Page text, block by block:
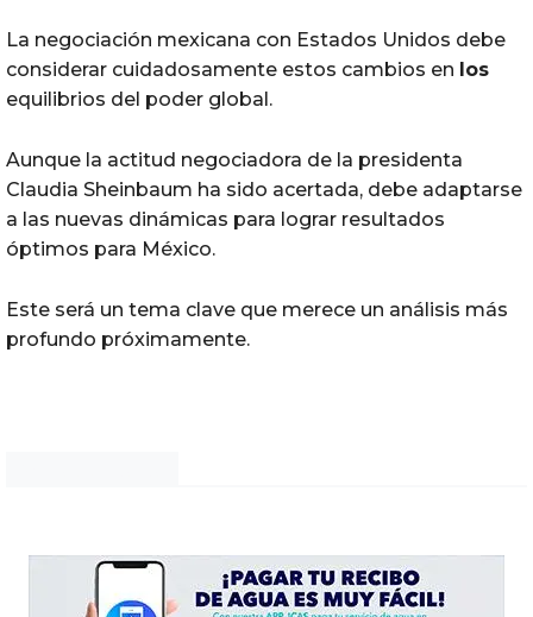
La negociación mexicana con Estados Unidos debe
considerar cuidadosamente estos cambios en los
equilibrios del poder global.
Aunque la actitud negociadora de la presidenta
Claudia Sheinbaum ha sido acertada, debe adaptarse
a las nuevas dinámicas para lograr resultados
óptimos para México.
Este será un tema clave que merece un análisis más
profundo próximamente.